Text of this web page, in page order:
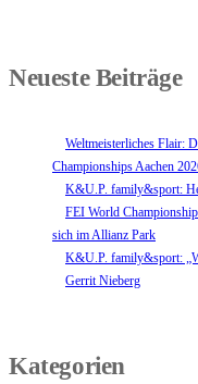
Neueste Beiträge
Weltmeisterliches Flair:
Championships Aachen
K&U.P. family&sport:
FEI World
sich im Allianz Park
K&U.P. family&sport:
Gerrit Nieberg
Kategorien